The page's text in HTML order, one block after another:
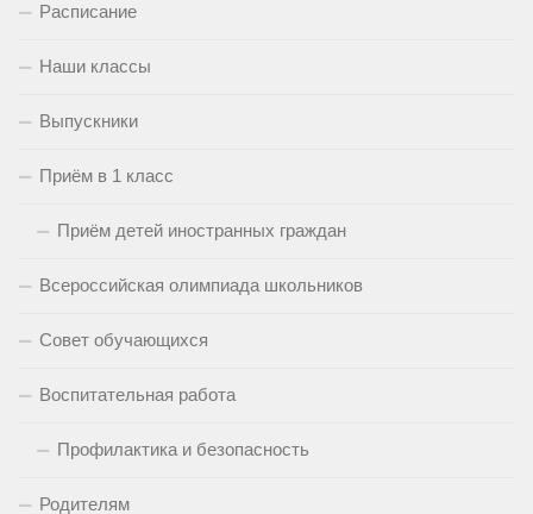
Расписание
Наши классы
Выпускники
Приём в 1 класс
Приём детей иностранных граждан
Всероссийская олимпиада школьников
Совет обучающихся
Воспитательная работа
Профилактика и безопасность
Родителям